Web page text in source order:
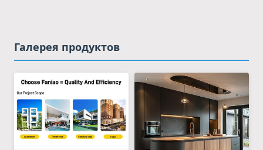
Галерея продуктов